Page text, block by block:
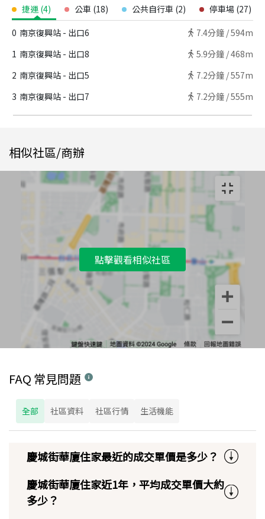
捷運 (4) 公車 (18) 公共自行車 (2) 停車場 (27)
0 南京復興站 - 出口6 7.4分鐘 /594m
1 南京復興站 - 出口8 5.9分鐘 /468m
2 南京復興站 - 出口5 7.2分鐘 /557m
3 南京復興站 - 出口7 7.2分鐘 /555m
相似社區/商辦
點擊觀看相似社區
FAQ 常見問題
全部 社區資料 社區行情 生活機能
慶城街華廈住家最近的成交單價是多少？
慶城街華廈住家近1年，平均成交單價大約
多少？